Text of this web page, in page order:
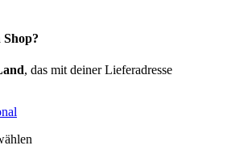
, das mit deiner Lieferadresse